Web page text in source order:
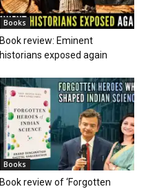
Books
Book review: Eminent
historians exposed again
Books
Book review of ‘Forgotten